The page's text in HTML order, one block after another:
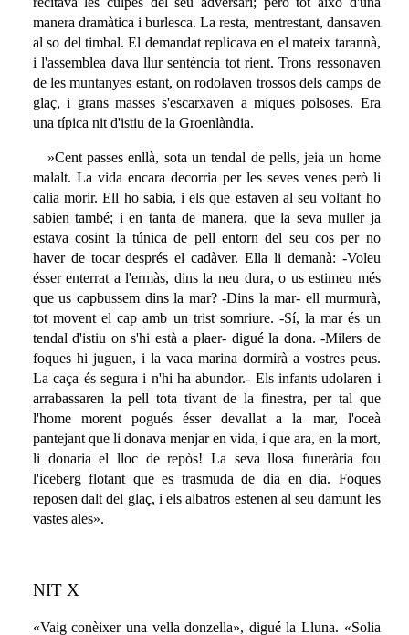
manera dramàtica i burlesca. La resta, mentrestant, dansaven
al so del timbal. El demandat replicava en el mateix tarannà,
i l'assemblea dava llur sentència tot rient. Trons ressonaven
de les muntanyes estant, on rodolaven trossos dels camps de
glaç, i grans masses s'escarxaven a miques polsoses. Era
una típica nit d'istiu de la Groenlàndia.
»Cent passes enllà, sota un tendal de pells, jeia un home
malalt. La vida encara decorria per les seves venes però li
calia morir. Ell ho sabia, i els que estaven al seu voltant ho
sabien també; i en tanta de manera, que la seva muller ja
estava cosint la túnica de pell entorn del seu cos per no
haver de tocar després el cadàver. Ella li demanà: -Voleu
ésser enterrat a l'ermàs, dins la neu dura, o us estimeu més
que us capbussem dins la mar? -Dins la mar- ell murmurà,
tot movent el cap amb un trist somriure. -Sí, la mar és un
tendal d'istiu on s'hi està a plaer- digué la dona. -Milers de
foques hi juguen, i la vaca marina dormirà a vostres peus.
La caça és segura i n'hi ha abundor.- Els infants udolaren i
arrabassaren la pell tota tivant de la finestra, per tal que
l'home morent pogués ésser devallat a la mar, l'oceà
pantejant que li donava menjar en vida, i que ara, en la mort,
li donaria el lloc de repòs! La seva llosa funerària fou
l'iceberg flotant que es trasmuda de dia en dia. Foques
reposen dalt del glaç, i els albatros estenen al seu damunt les
vastes ales».
NIT X
«Vaig conèixer una vella donzella», digué la Lluna. «Solia